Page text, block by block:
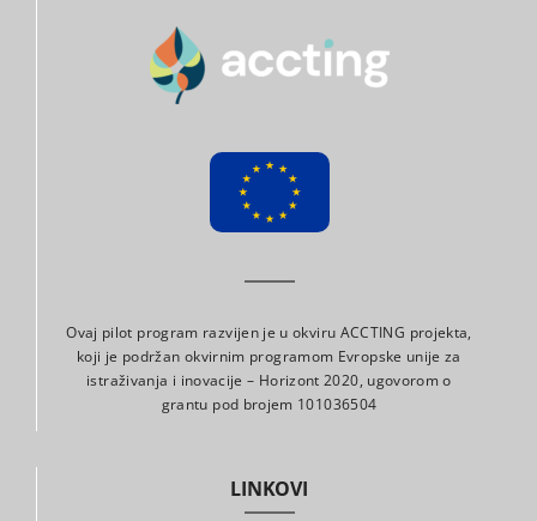
Ovaj pilot program razvijen je u okviru ACCTING projekta,
koji je podržan okvirnim programom Evropske unije za
istraživanja i inovacije – Horizont 2020, ugovorom o
grantu pod brojem 101036504
LINKOVI